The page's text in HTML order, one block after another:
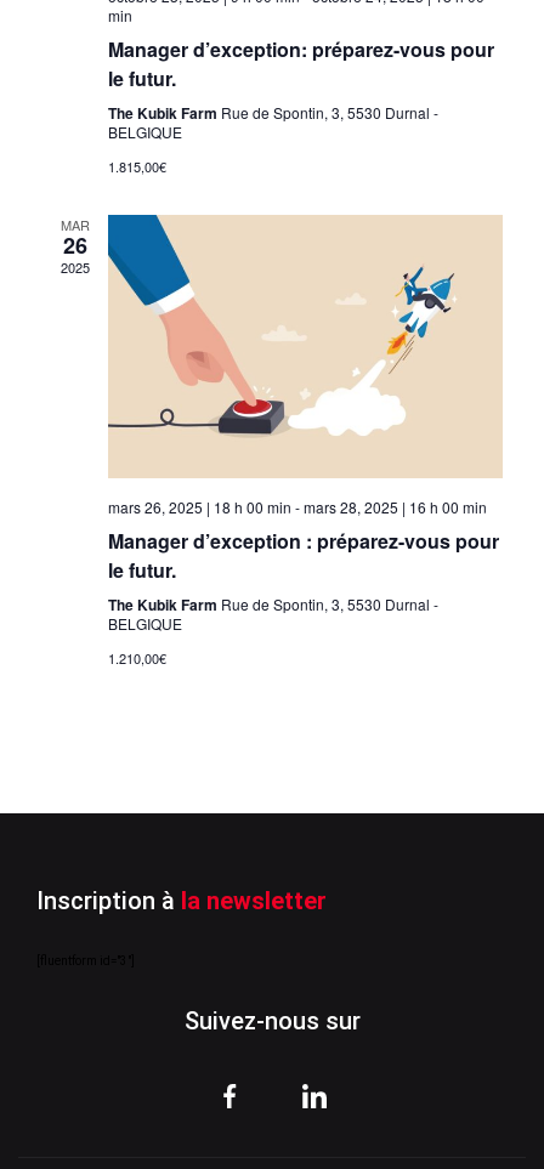
min
Manager d’exception: préparez-vous pour
le futur.
The Kubik Farm Rue de Spontin, 3, 5530 Durnal -
BELGIQUE
1.815,00€
MAR
26
2025
mars 26, 2025 | 18 h 00 min -mars 28, 2025 | 16 h 00 min
Manager d’exception : préparez-vous pour
le futur.
The Kubik Farm Rue de Spontin, 3, 5530 Durnal -
BELGIQUE
1.210,00€
Inscription à la newsletter
Suivez-nous sur